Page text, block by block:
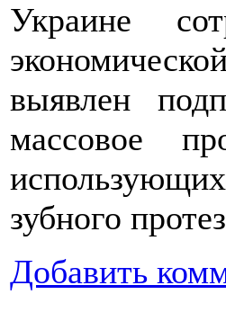
Украине
выявлен
массовое
зубного
Добавить